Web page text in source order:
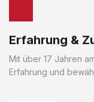
Erfahrung &
Mit über 17 Jahren
Erfahrung und